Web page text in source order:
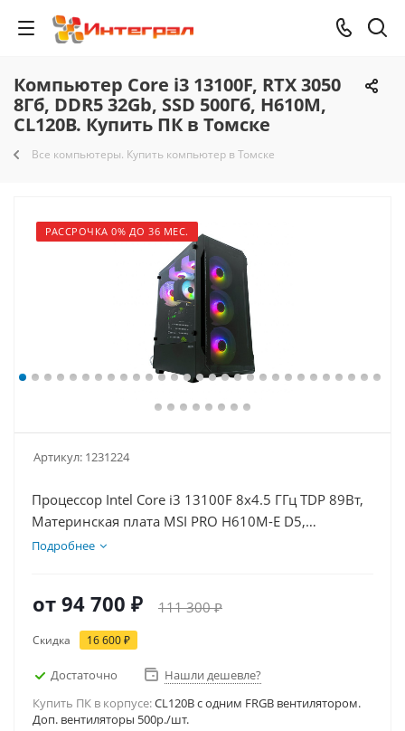
Компьютер Core i3 13100F, RTX 3050
8Гб, DDR5 32Gb, SSD 500Гб, H610M,
CL120B. Купить ПК в Томске
Все компьютеры. Купить компьютер в Томске
РАССРОЧКА 0% ДО 36 МЕС.
Артикул: 1231224
Процессор Intel Core i3 13100F 8x4.5 ГГц TDP 89Вт,
Материнская плата MSI PRO H610M-E D5,
Видеокарта RTX 3050 8Гб, Память DDR5 32Gb,
Подробнее
от 94 700 ₽ 111 300 ₽
Скидка 16 600 ₽
Достаточно
Нашли дешевле?
Купить ПК в корпусе:CL120B c одним FRGB вентилятором.
Доп. вентиляторы 500р./шт.